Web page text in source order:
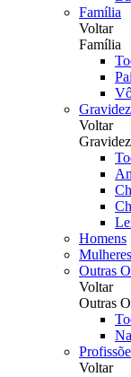
Família
Voltar
Família
Gravidez
Voltar
Gravidez
Homens
Mulheres
Outras
Voltar
Outras
Voltar